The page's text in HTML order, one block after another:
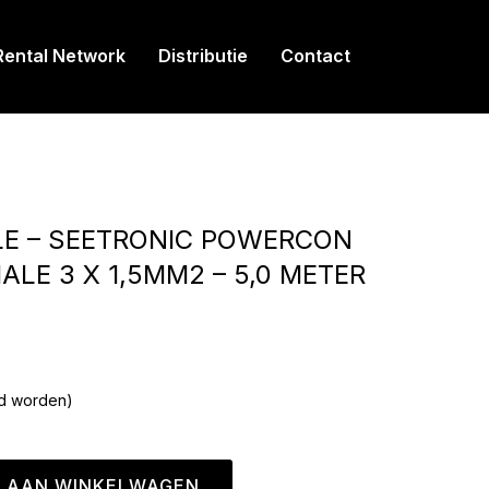
Network Distributie Contact
– SEETRONIC POWERCON
3 X 1,5MM2 – 5,0 METER
worden)